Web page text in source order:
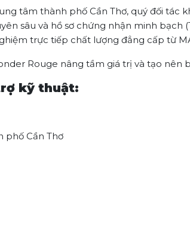
tâm thành phố Cần Thơ, quý đối tác
sâu và hồ sơ chứng nhận minh bạch
trực tiếp chất lượng đẳng cấp từ
Rouge nâng tầm giá trị và tạo
kỹ thuật:
phố Cần Thơ